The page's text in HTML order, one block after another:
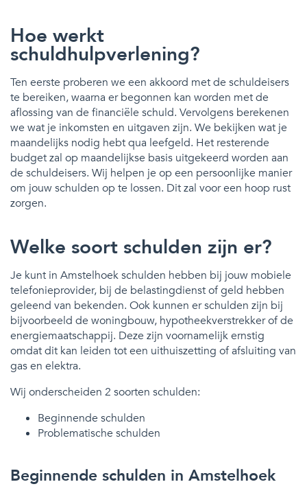
Hoe werkt
schuldhulpverlening?
Ten eerste proberen we een akkoord met de schuldeisers
te bereiken, waarna er begonnen kan worden met de
aflossing van de financiële schuld. Vervolgens berekenen
we wat je inkomsten en uitgaven zijn. We bekijken wat je
maandelijks nodig hebt qua leefgeld. Het resterende
budget zal op maandelijkse basis uitgekeerd worden aan
de schuldeisers. Wij helpen je op een persoonlijke manier
om jouw schulden op te lossen. Dit zal voor een hoop rust
zorgen.
Welke soort schulden zijn er?
Je kunt in Amstelhoek schulden hebben bij jouw mobiele
telefonieprovider, bij de belastingdienst of geld hebben
geleend van bekenden. Ook kunnen er schulden zijn bij
bijvoorbeeld de woningbouw, hypotheekverstrekker of de
energiemaatschappij. Deze zijn voornamelijk ernstig
omdat dit kan leiden tot een uithuiszetting of afsluiting van
gas en elektra.
Wij onderscheiden 2 soorten schulden:
Beginnende schulden
Problematische schulden
Beginnende schulden in Amstelhoek